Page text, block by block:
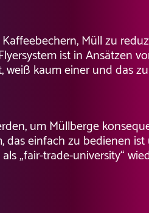
Müll zu
ist in Ansätzen
weiß kaum einer und das
um Müllberge
das einfach zu bedienen
„fair-trade-university“